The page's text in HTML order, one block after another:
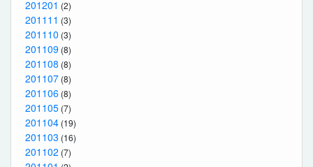
201201 (2)
201111 (3)
201110 (3)
201109 (8)
201108 (8)
201107 (8)
201106 (8)
201105 (7)
201104 (19)
201103 (16)
201102 (7)